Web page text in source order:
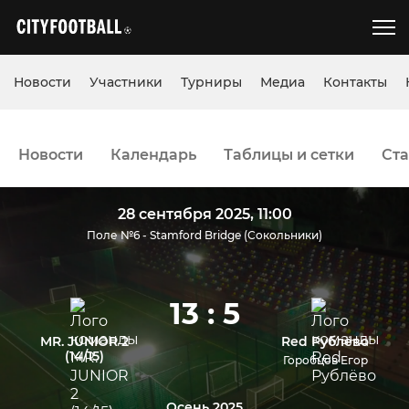
Новости Участники Турниры Медиа Контакты
Новости Календарь Таблицы и сетки
28 сентября 2025, 11:00
Поле №6 - Stamford Bridge (Сокольники)
MR. JUNIOR 2
(14/15)
13 : 5
Red Рублёво
Горобцов Егор